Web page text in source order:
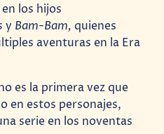
los hijos
y Bam-Bam,quienes
aventuras en la Era
es la primera vez que
en estos personajes,
serie en los noventas